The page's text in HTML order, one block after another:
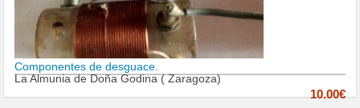
Componentes de desguace.
La Almunia de Doña Godina ( Zaragoza)
10.00€